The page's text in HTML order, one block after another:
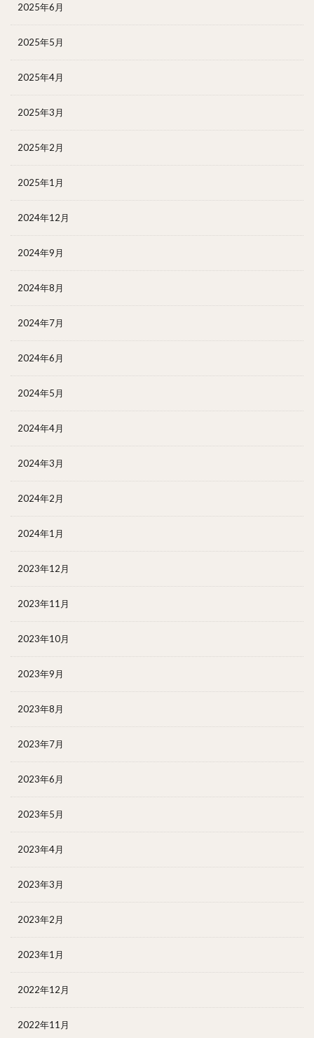
2025年6月
2025年5月
2025年4月
2025年3月
2025年2月
2025年1月
2024年12月
2024年9月
2024年8月
2024年7月
2024年6月
2024年5月
2024年4月
2024年3月
2024年2月
2024年1月
2023年12月
2023年11月
2023年10月
2023年9月
2023年8月
2023年7月
2023年6月
2023年5月
2023年4月
2023年3月
2023年2月
2023年1月
2022年12月
2022年11月